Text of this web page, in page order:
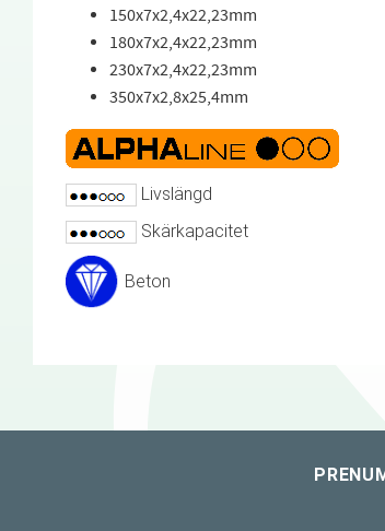
150x7x2,4x22,23mm
180x7x2,4x22,23mm
230x7x2,4x22,23mm
350x7x2,8x25,4mm
Livslängd
Skärkapacitet
Beton